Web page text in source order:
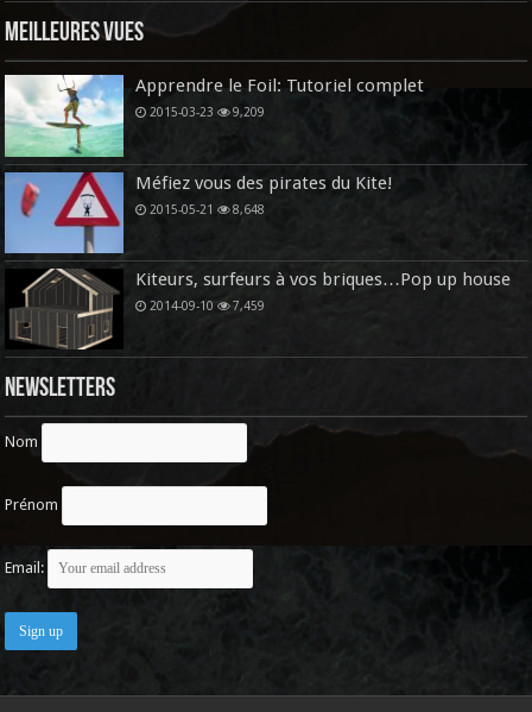
Meilleures vues
Apprendre le Foil: Tutoriel complet
2015-03-23 9,209
Méfiez vous des pirates du Kite!
2015-05-21 8,648
Kiteurs, surfeurs à vos briques…Pop up house
2014-09-10 7,459
Newsletters
Nom
Prénom
Email: